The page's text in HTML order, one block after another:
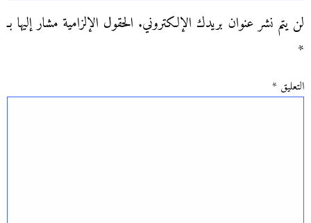
لن يتم نشر عنوان بريدك الإلكتروني. الحقول الإلزامية مشار إليها بـ
*
التعليق *